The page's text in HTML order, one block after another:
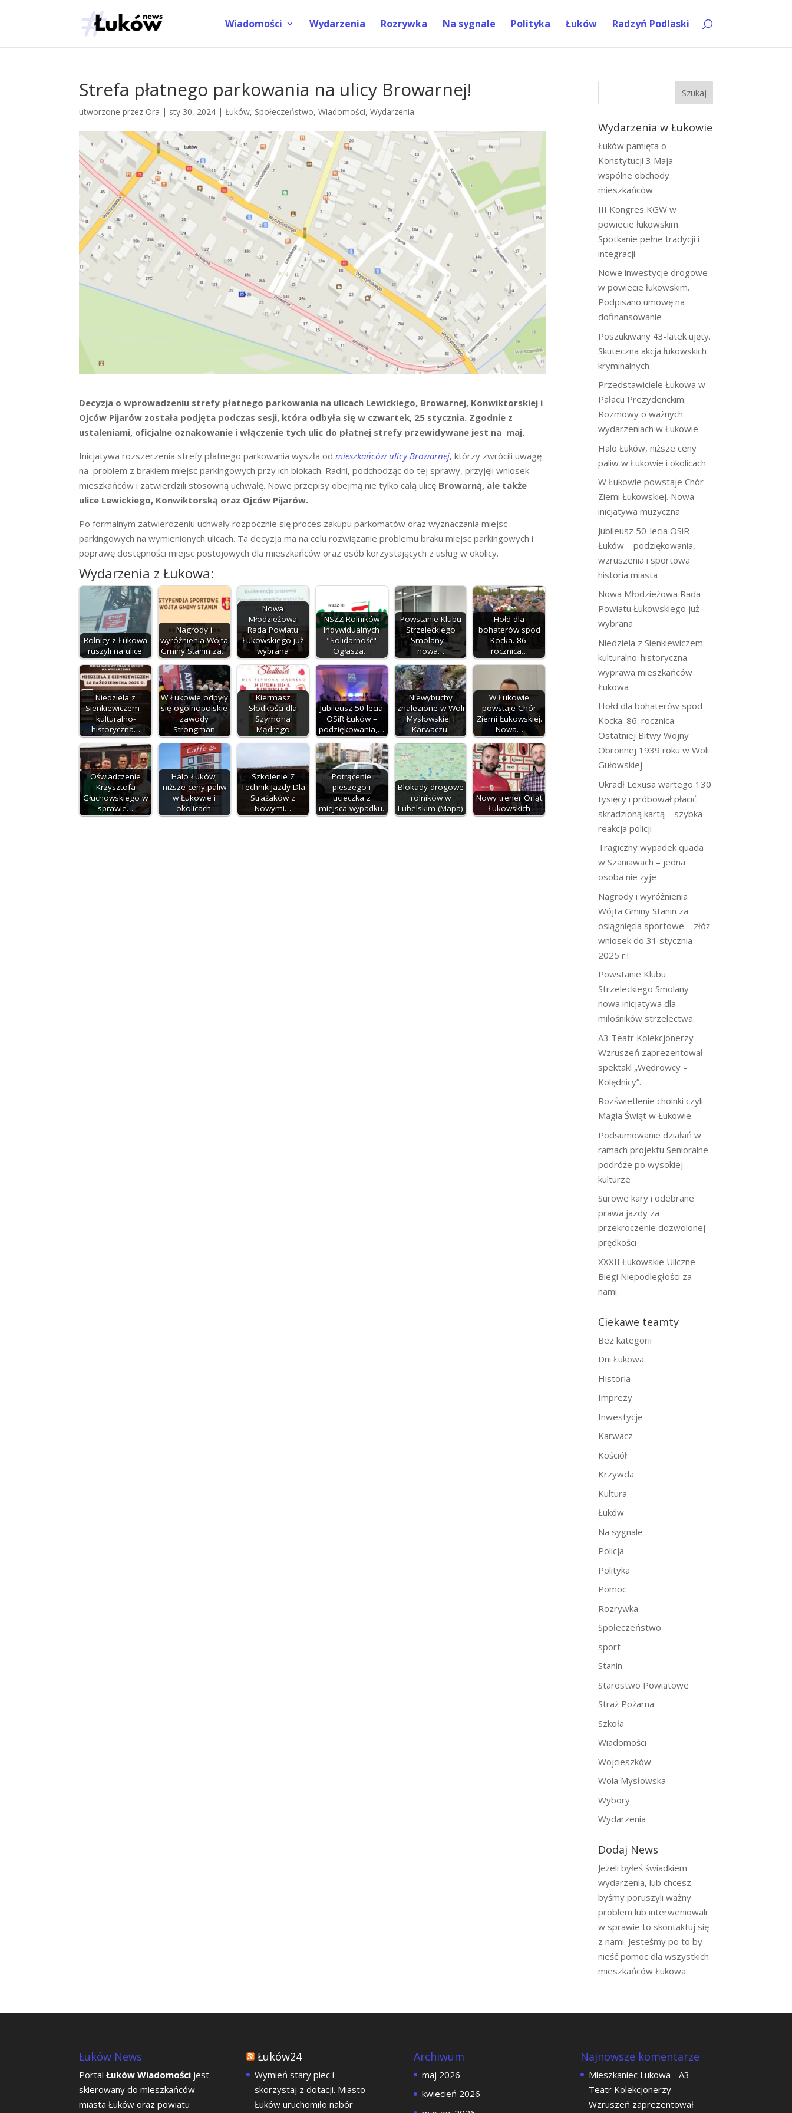
Wiadomości Wydarzenia Rozrywka Na sygnale Polityka Łuków Radzyń Podlaski
Strefa płatnego parkowania na ulicy Browarnej!
utworzone przez Ora | sty 30, 2024 |Łuków, Społeczeństwo,Wiadomości,Wydarzenia
Decyzja o wprowadzeniu strefy płatnego parkowania na ulicach Lewickiego, Browarnej, Konwiktorskiej i
Ojców Pijarów została podjęta podczas sesji, która odbyła się w czwartek, 25 stycznia. Zgodnie z
ustaleniami, oficjalne oznakowanie i włączenie tych ulic do płatnej strefy przewidywane jest na maj.
Inicjatywa rozszerzenia strefy płatnego parkowania wyszła odmieszkańców ulicy Browarnej, którzy zwrócili uwagę
na problem z brakiem miejsc parkingowych przy ich blokach. Radni, podchodząc do tej sprawy, przyjęli wniosek
mieszkańców i zatwierdzili stosowną uchwałę. Nowe przepisy obejmą nie tylko całą ulicę Browarną, ale także
ulice Lewickiego, Konwiktorską oraz Ojców Pijarów.
Po formalnym zatwierdzeniu uchwały rozpocznie się proces zakupu parkomatów oraz wyznaczania miejsc
parkingowych na wymienionych ulicach. Ta decyzja ma na celu rozwiązanie problemu braku miejsc parkingowych i
poprawę dostępności miejsc postojowych dla mieszkańców oraz osób korzystających z usług w okolicy.
Wydarzenia z Łukowa:
Rolnicy z Łukowa
ruszyli na ulice.
Nagrody i
wyróżnienia Wójta
Gminy Stanin za…
Nowa
Młodzieżowa
Rada Powiatu
Łukowskiego już
wybrana
NSZZ Rolników
Indywidualnych
"Solidarność"
Ogłasza…
Powstanie Klubu
Strzeleckiego
Smolany –
nowa…
Hołd dla
bohaterów spod
Kocka. 86.
rocznica…
Niedziela z
Sienkiewiczem –
kulturalno-
historyczna…
W Łukowie odbyły
się ogólnopolskie
zawody
Strongman
Kiermasz
Słodkości dla
Szymona
Mądrego
Jubileusz 50-lecia
OSiR Łuków –
podziękowania,…
Niewybuchy
znalezione w Woli
Mysłowskiej i
Karwaczu.
W Łukowie
powstaje Chór
Ziemi Łukowskiej.
Nowa…
Oświadczenie
Krzysztofa
Głuchowskiego w
sprawie…
Halo Łuków,
niższe ceny paliw
w Łukowie i
okolicach.
Szkolenie Z
Technik Jazdy Dla
Strażaków z
Nowymi…
Potrącenie
pieszego i
ucieczka z
miejsca wypadku.
Blokady drogowe
rolników w
Lubelskim (Mapa)
Nowy trener Orląt
Łukowskich
Szukaj
Wydarzenia w Łukowie
Łuków pamięta o
Konstytucji 3 Maja –
wspólne obchody
mieszkańców
III Kongres KGW w
powiecie łukowskim.
Spotkanie pełne tradycji i
integracji
Nowe inwestycje drogowe
w powiecie łukowskim.
Podpisano umowę na
dofinansowanie
Poszukiwany 43-latek ujęty.
Skuteczna akcja łukowskich
kryminalnych
Przedstawiciele Łukowa w
Pałacu Prezydenckim.
Rozmowy o ważnych
wydarzeniach w Łukowie
Halo Łuków, niższe ceny
paliw w Łukowie i okolicach.
W Łukowie powstaje Chór
Ziemi Łukowskiej. Nowa
inicjatywa muzyczna
Jubileusz 50-lecia OSiR
Łuków – podziękowania,
wzruszenia i sportowa
historia miasta
Nowa Młodzieżowa Rada
Powiatu Łukowskiego już
wybrana
Niedziela z Sienkiewiczem –
kulturalno-historyczna
wyprawa mieszkańców
Łukowa
Hołd dla bohaterów spod
Kocka. 86. rocznica
Ostatniej Bitwy Wojny
Obronnej 1939 roku w Woli
Gułowskiej
Ukradł Lexusa wartego 130
tysięcy i próbował płacić
skradzioną kartą – szybka
reakcja policji
Tragiczny wypadek quada
w Szaniawach – jedna
osoba nie żyje
Nagrody i wyróżnienia
Wójta Gminy Stanin za
osiągnięcia sportowe – złóż
wniosek do 31 stycznia
2025 r.!
Powstanie Klubu
Strzeleckiego Smolany –
nowa inicjatywa dla
miłośników strzelectwa.
A3 Teatr Kolekcjonerzy
Wzruszeń zaprezentował
spektakl „Wędrowcy –
Kolędnicy”.
Rozświetlenie choinki czyli
Magia Świąt w Łukowie.
Podsumowanie działań w
ramach projektu Senioralne
podróże po wysokiej
kulturze
Surowe kary i odebrane
prawa jazdy za
przekroczenie dozwolonej
prędkości
XXXII Łukowskie Uliczne
Biegi Niepodległości za
nami.
Ciekawe teamty
Bez kategorii
Dni Łukowa
Historia
Imprezy
Inwestycje
Karwacz
Kościół
Krzywda
Kultura
Łuków
Na sygnale
Policja
Polityka
Pomoc
Rozrywka
Społeczeństwo
sport
Stanin
Starostwo Powiatowe
Straż Pożarna
Szkoła
Wiadomości
Wojcieszków
Wola Mysłowska
Wybory
Wydarzenia
Dodaj News
Jeżeli byłeś świadkiem
wydarzenia, lub chcesz
byśmy poruszyli ważny
problem lub interweniowali
w sprawie to skontaktuj się
z nami. Jesteśmy po to by
nieść pomoc dla wszystkich
mieszkańców Łukowa.
Łuków News
PortalŁuków Wiadomości jest
skierowany do mieszkańców
miasta Łuków oraz powiatu
Łuków24
Wymień stary piec i
skorzystaj z dotacji. Miasto
Łuków uruchomiło nabór
Archiwum
maj 2026
kwiecień 2026
Najnowsze komentarze
Mieszkaniec Lukowa -A3
Teatr Kolekcjonerzy
Wzruszeń zaprezentował